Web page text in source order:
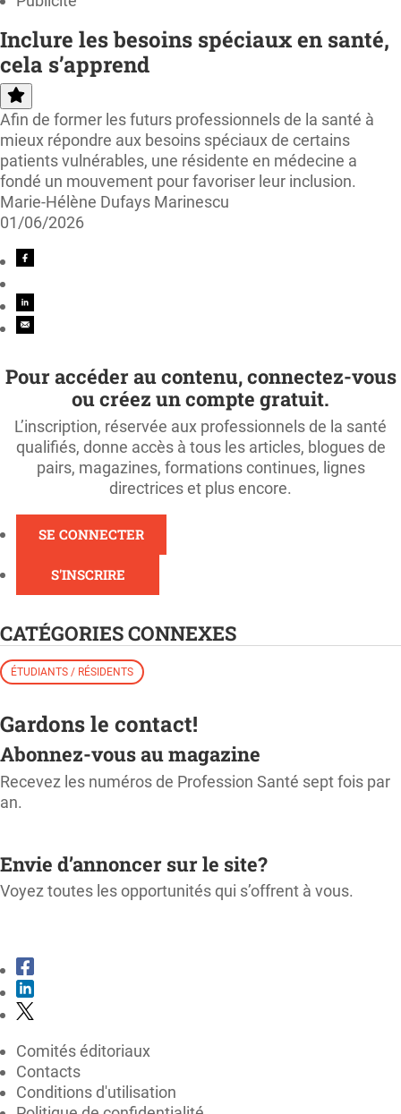
Inclure les besoins spéciaux en santé,
cela s’apprend
Afin de former les futurs professionnels de la santé à
mieux répondre aux besoins spéciaux de certains
patients vulnérables, une résidente en médecine a
fondé un mouvement pour favoriser leur inclusion.
Marie-Hélène Dufays Marinescu
01/06/2026
Pour accéder au contenu, connectez-vous
ou créez un compte gratuit.
L’inscription, réservée aux professionnels de la santé
qualifiés, donne accès à tous les articles, blogues de
pairs, magazines, formations continues, lignes
directrices et plus encore.
SE CONNECTER
S'INSCRIRE
CATÉGORIES CONNEXES
ÉTUDIANTS / RÉSIDENTS
Gardons le contact!
Abonnez-vous au magazine
Recevez les numéros de Profession Santé sept fois par
an.
Envie d’annoncer sur le site?
Voyez toutes les opportunités qui s’offrent à vous.
Comités éditoriaux
Contacts
Conditions d'utilisation